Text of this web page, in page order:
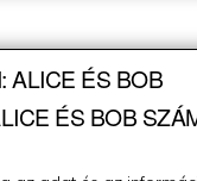
ALICE ÉS BOB
ÉS BOB